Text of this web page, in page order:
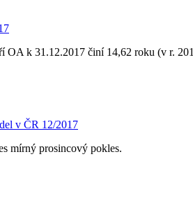
OA k 31.12.2017 činí 14,62 roku (v r.
v ČR 12/2017
mírný prosincový pokles.